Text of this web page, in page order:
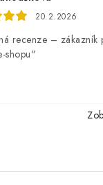
20.2.2026
recenze – zákazník
shopu"